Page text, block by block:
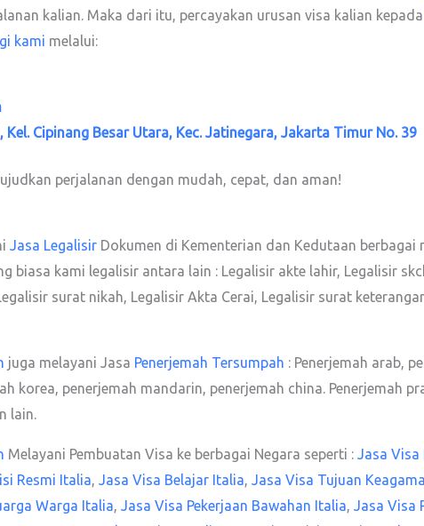
kalian. Maka dari itu, percayakan urusan visa kalian kepada
kami melalui:
Cipinang Besar Utara, Kec. Jatinegara, Jakarta Timur No. 39
perjalanan dengan mudah, cepat, dan aman!
Jasa Legalisir Dokumen di Kementerian dan Kedutaan
biasa kami legalisir antara lain : Legalisir akte lahir, Legalisir
surat nikah, Legalisir Akta Cerai, Legalisir surat
juga melayani Jasa Penerjemah Tersumpah : Penerjemah arab,
korea, penerjemah mandarin, penerjemah china. Penerjemah
lain.
Melayani Pembuatan Visa ke berbagai Negara seperti : Jasa Visa
Resmi Italia, Jasa Visa Belajar Italia, Jasa Visa Tujuan
Warga Italia, Jasa Visa Pekerjaan Bawahan Italia, Jasa Visa